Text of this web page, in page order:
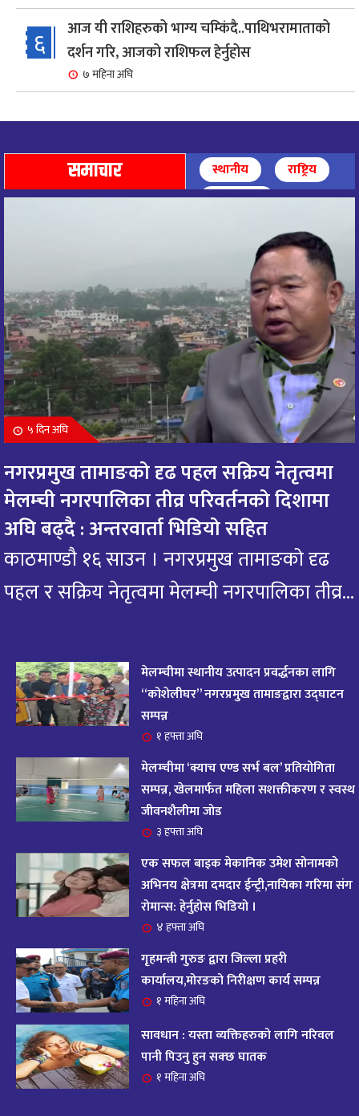
६
आज यी राशिहरुको भाग्य चम्किंदै..पाथिभरामाताको
दर्शन गरि, आजको राशिफल हेर्नुहोस
७ महिना अघि
७
८ महिना अघि
८
आज पाथिभारा माताको दर्शन गरि, दिनको सुरुवात गर्दै,
९
आज माताभगवती जगज्जननी पाथिभरादेवीको दर्शन गरि
राशिफल हेरौं, यी राशिका लागि आज भाग्य चम्किने ।
९ महिना अघि
१०
बुधबार देख्ने बित्तिकै भगवान राधामाधावको दर्शन गरि
आजको राशिफल हेर्नुहोस : यी राशिको भाग्य यस्तो
१0 महिना अघि
११
आज मंगलबार भगवान गजानन गणेशको दर्शन गरि
आजको राशिफल हेर्नुहोस: यी राशिलाई एकदम शुभ
१0 महिना अघि
१२ आजको राशिफल : २० भाद्र २०८२, शुक्रबार
११ महिना अघि
आजको राशिफल – १९ भाद्र २०८२, बिहीवार
१४ आज २०८२ साल भदौ १६ गते सोमबारको राशिफल
११ महिना अघि
१५
आजको राशिफल : २०८२ भदौ १२ गते बिहीवार, २८
अगस्ट २०२५
११ महिना अघि
१६ आजको राशिफल – २०८२ साल भाद्र १० गते, मंगलबार
१७ आजको राशिफल – २०८२ साल भाद्र १० गते, मंगलबार
११ महिना अघि
१८
आजको राशिफल : आइतवार, ८ भदौ २०८२ (२४ अगस्ट
२०२५)
११ महिना अघि
१९ आजको राशिफल २०८२ भदाै ४ गते, बुधवार
११ महिना अघि
समाचार स्थानीय
राष्ट्रिय
अन्तर्राष्ट्रिय
५ दिन अघि
नगरप्रमुख तामाङको दृढ पहल सक्रिय नेतृत्वमा
मेलम्ची नगरपालिका तीव्र परिवर्तनको दिशामा
अघि बढ्दै : अन्तरवार्ता भिडियो सहित
काठमाण्डौ १६ साउन । नगरप्रमुख तामाङको दृढ
पहल र सक्रिय नेतृत्वमा मेलम्ची नगरपालिका तीव्र...
मेलम्चीमा स्थानीय उत्पादन प्रवर्द्धनका लागि
“कोशेलीघर” नगरप्रमुख तामाङद्वारा उद्घाटन
सम्पन्न
१ हफ्ता अघि
मेलम्चीमा ‘क्याच एण्ड सर्भ बल’ प्रतियोगिता
सम्पन्न, खेलमार्फत महिला सशक्तीकरण र स्वस्थ
जीवनशैलीमा जोड
३ हफ्ता अघि
एक सफल बाइक मेकानिक उमेश सोनामको
अभिनय क्षेत्रमा दमदार ईन्ट्री,नायिका गरिमा संग
रोमान्स: हेर्नुहोस भिडियो ।
४ हफ्ता अघि
गृहमन्त्री गुरुङ द्वारा जिल्ला प्रहरी
कार्यालय,मोरङको निरीक्षण कार्य सम्पन्न
१ महिना अघि
सावधान : यस्ता व्यक्तिहरुको लागि नरिवल
पानी पिउनु हुन सक्छ घातक
१ महिना अघि